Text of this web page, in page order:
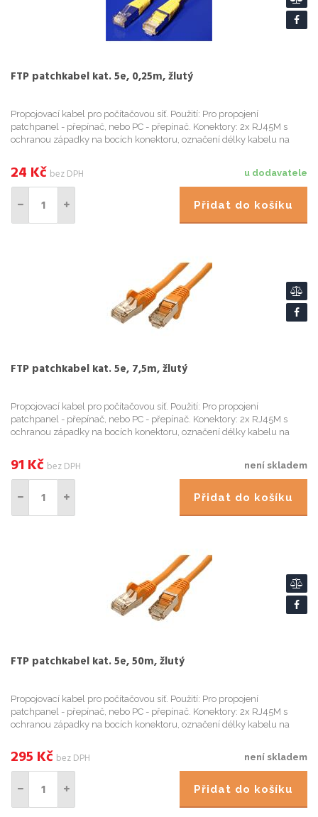
FTP patchkabel kat. 5e, 0,25m, žlutý
Propojovací kabel pro počítačovou síť. Použití: Pro propojení
patchpanel - přepínač, nebo PC - přepínač. Konektory: 2x RJ45M s
ochranou západky na bocích konektoru, označení délky kabelu na
u dodavatele
24 Kč bez DPH
Přidat do košíku
FTP patchkabel kat. 5e, 7,5m, žlutý
Propojovací kabel pro počítačovou síť. Použití: Pro propojení
patchpanel - přepínač, nebo PC - přepínač. Konektory: 2x RJ45M s
ochranou západky na bocích konektoru, označení délky kabelu na
není skladem
91 Kč bez DPH
Přidat do košíku
FTP patchkabel kat. 5e, 50m, žlutý
Propojovací kabel pro počítačovou síť. Použití: Pro propojení
patchpanel - přepínač, nebo PC - přepínač. Konektory: 2x RJ45M s
ochranou západky na bocích konektoru, označení délky kabelu na
není skladem
295 Kč bez DPH
Přidat do košíku